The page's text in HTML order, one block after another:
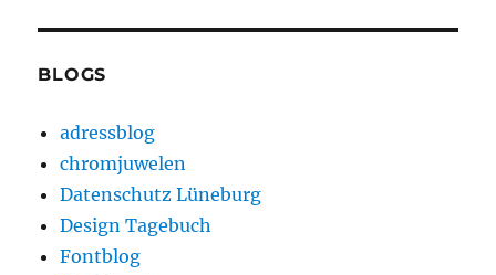
BLOGS
adressblog
chromjuwelen
Datenschutz Lüneburg
Design Tagebuch
Fontblog